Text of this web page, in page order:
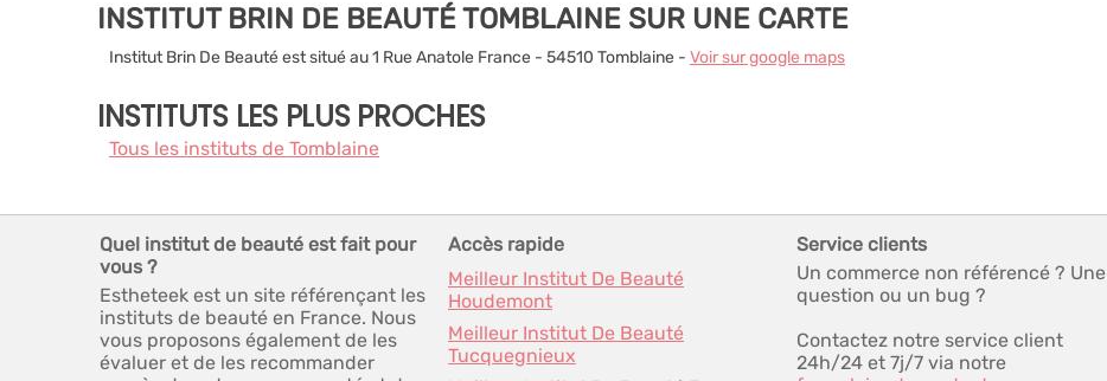
INSTITUT BRIN DE BEAUTÉ TOMBLAINE SUR UNE CARTE
Institut Brin De Beauté est situé au 1 Rue Anatole France - 54510 Tomblaine - Voir sur google maps
INSTITUTS LES PLUS PROCHES
Tous les instituts de Tomblaine
Quel institut de beauté est fait pour
vous ?
Estheteek est un site référençant les
instituts de beauté en France. Nous
vous proposons également de les
évaluer et de les recommander
Accès rapide
Meilleur Institut De Beauté
Houdemont
Meilleur Institut De Beauté
Tucquegnieux
Service clients
Un commerce non référencé ? Une
question ou un bug ?
Contactez notre service client
24h/24 et 7j/7 via notre